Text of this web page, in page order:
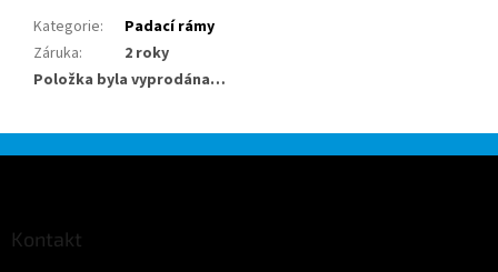
Kategorie:
Padací rámy
Záruka:
2 roky
Položka byla vyprodána…
Kontakt